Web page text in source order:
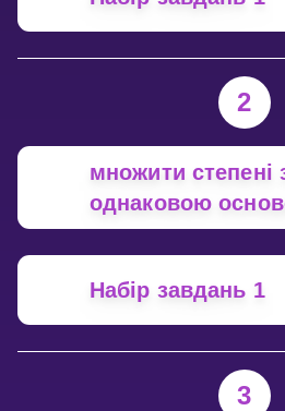
2
множити степені
однаковою
Набір завдань 1
3